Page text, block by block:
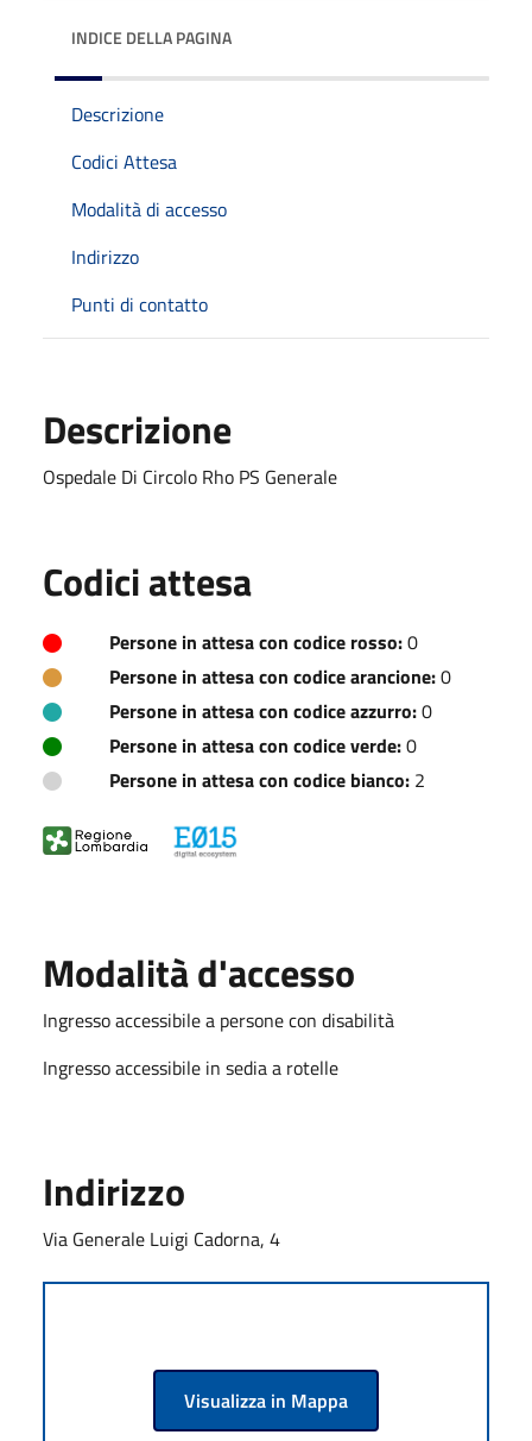
INDICE DELLA PAGINA
Descrizione
Codici Attesa
Modalità di accesso
Indirizzo
Punti di contatto
Descrizione
Ospedale Di Circolo Rho PS Generale
Codici attesa
Persone in attesa con codice rosso:0
Persone in attesa con codice arancione:0
Persone in attesa con codice azzurro:0
Persone in attesa con codice verde:0
Persone in attesa con codice bianco: 2
Modalità d'accesso
Ingresso accessibile a persone con disabilità
Ingresso accessibile in sedia a rotelle
Indirizzo
Via Generale Luigi Cadorna, 4
Visualizza in Mappa